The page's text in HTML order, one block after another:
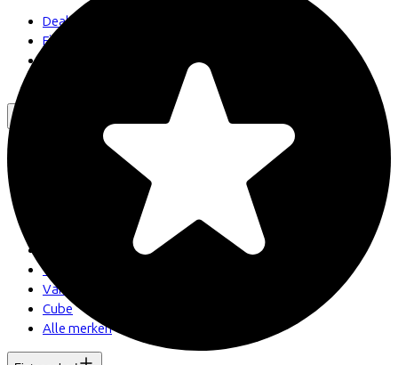
Dealer locator
Fiets leasen? Bereken je kosten
Veloretti
Van Raam
Cube
Alle merken